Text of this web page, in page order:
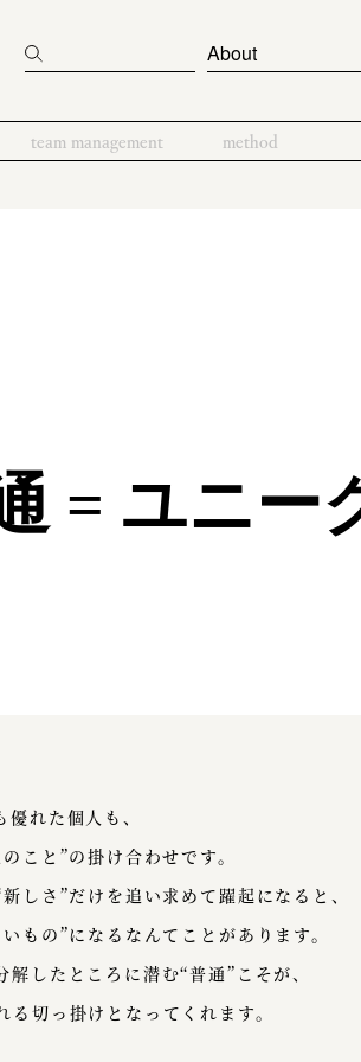
About
team management method
= ユニー
れた個人も、
こと”の掛け合わせです。
しさ”だけを追い求めて躍起になると、
もの”になるなんてことがあります。
したところに潜む“普通”こそが、
切っ掛けとなってくれます。